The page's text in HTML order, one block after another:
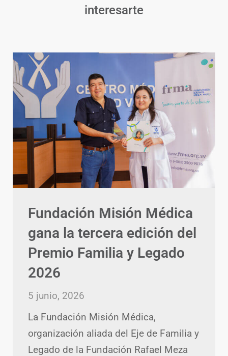
interesarte
Fundación Misión Médica
gana la tercera edición del
Premio Familia y Legado
2026
5 junio, 2026
La Fundación Misión Médica,
organización aliada del Eje de Familia y
Legado de la Fundación Rafael Meza